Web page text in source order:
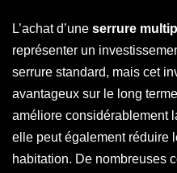
L’achat d’une serrure
représenter un
serrure standard, mais cet
avantageux sur le long
améliore considérablement
elle peut également réduire
habitation. De nombreuses